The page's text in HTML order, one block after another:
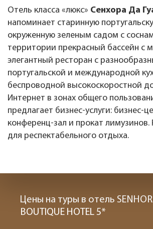
Отель класса «люкс» Сенхора Да
напоминает старинную
окруженную зеленым садом с
территории прекрасный бассейн с
элегантный ресторан с
португальской и международной
беспроводной высокоскоростной
Интернет в зонах общего
предлагает бизнес-услуги: бизнес-
конференц-зал и прокат лимузинов.
для респектабельного отдыха.
Цены на туры в отель
BOUTIQUE HOTEL 5*